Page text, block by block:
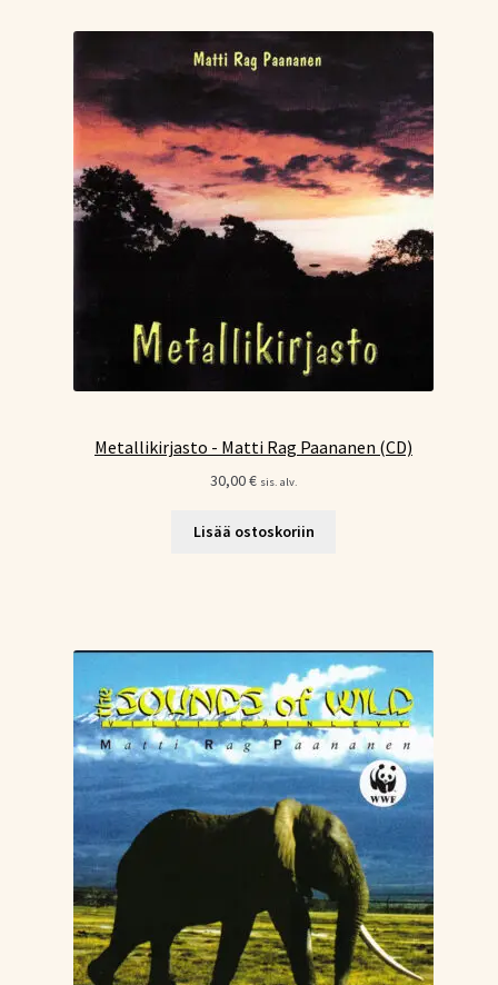
Metallikirjasto - Matti Rag Paananen (CD)
30,00€ sis. alv.
Lisää ostoskoriin